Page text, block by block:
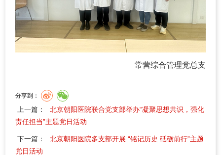
常营综合管理党总支
分享到：
上一篇：
北京朝阳医院联合党支部举办“凝聚思想共识，强化
责任担当”主题党日活动
下一篇：
北京朝阳医院多支部开展 “铭记历史 砥砺前行”主题
党日活动